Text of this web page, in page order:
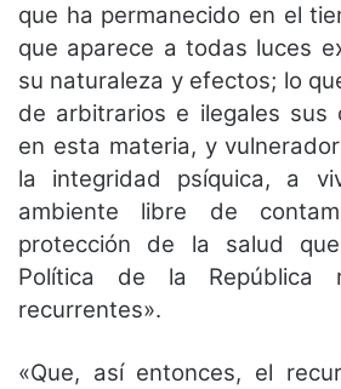
que ha permanecido en el
que aparece a todas luces
su naturaleza y efectos; lo
de arbitrarios e ilegales sus
en esta materia, y
la integridad psíquica, a
ambiente libre de
protección de la salud
Política de la República
recurrentes».
«Que, así entonces, el